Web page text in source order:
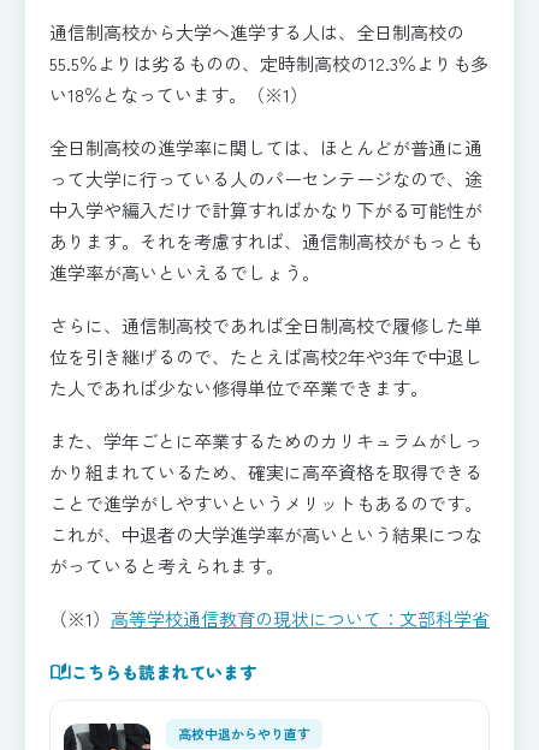
通信制高校から大学へ進学する人は、全日制高校の
55.5％よりは劣るものの、定時制高校の12.3％よりも多
い18％となっています。（※1）
全日制高校の進学率に関しては、ほとんどが普通に通
って大学に行っている人のパーセンテージなので、途
中入学や編入だけで計算すればかなり下がる可能性が
あります。それを考慮すれば、通信制高校がもっとも
進学率が高いといえるでしょう。
さらに、通信制高校であれば全日制高校で履修した単
位を引き継げるので、たとえば高校2年や3年で中退し
た人であれば少ない修得単位で卒業できます。
また、学年ごとに卒業するためのカリキュラムがしっ
かり組まれているため、確実に高卒資格を取得できる
ことで進学がしやすいというメリットもあるのです。
これが、中退者の大学進学率が高いという結果につな
がっていると考えられます。
（※1） 高等学校通信教育の現状について：文部科学省
auto_storiesこちらも読まれています
高校中退からやり直す